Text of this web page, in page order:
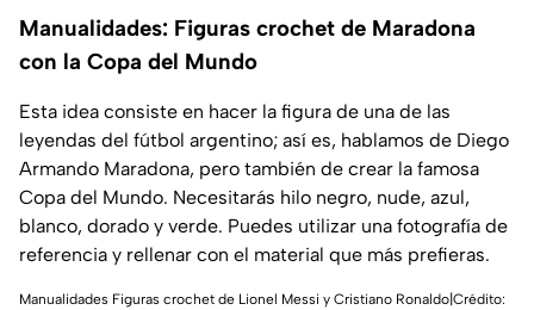
Manualidades: Figuras crochet de Maradona
con la Copa del Mundo
Esta idea consiste en hacer la figura de una de las
leyendas del fútbol argentino; así es, hablamos de Diego
Armando Maradona, pero también de crear la famosa
Copa del Mundo. Necesitarás hilo negro, nude, azul,
blanco, dorado y verde. Puedes utilizar una fotografía de
referencia y rellenar con el material que más prefieras.
Manualidades Figuras crochet de Lionel Messi y Cristiano Ronaldo|Crédito: